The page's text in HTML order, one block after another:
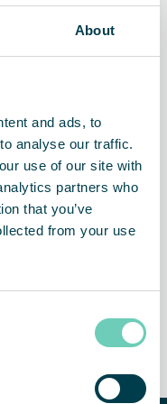
About
and ads, to
analyse our traffic.
use of our site with
partners who
that you’ve
from your use
zanieczyszczenia
i jakość, a także
koszty konserwacji.
pracownicy